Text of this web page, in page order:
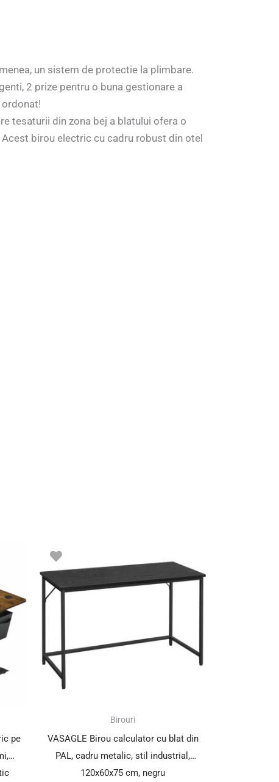
un sistem de protectie la plimbare.
2 prize pentru o buna gestionare a
tesaturii din zona bej a blatului ofera o
birou electric cu cadru robust din otel
pe
Birouri
VASAGLE Birou calculator cu blat din
PAL, cadru metalic, stil industrial,
120x60x75 cm, negru